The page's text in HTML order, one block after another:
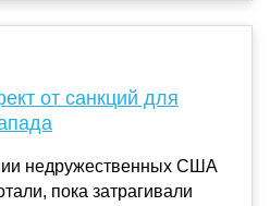
от санкций для
недружественных США
пока затрагивали